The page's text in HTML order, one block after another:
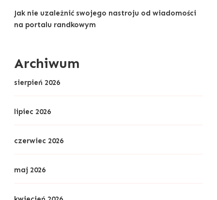
Jak nie uzależnić swojego nastroju od wiadomości
na portalu randkowym
Archiwum
sierpień 2026
lipiec 2026
czerwiec 2026
maj 2026